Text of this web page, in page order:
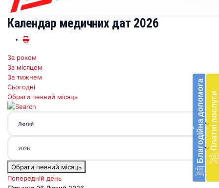
‹ Благодійна допомогав
‹ Платні послуги
Календар медичних дат 2026
За роком
За місяцем
За тижнем
Сьогодні
Обрати певний місяць
Обрати певний місяць
Попередній день